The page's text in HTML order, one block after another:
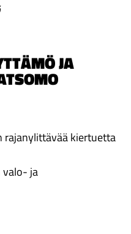
JA
kiertuetta
ja